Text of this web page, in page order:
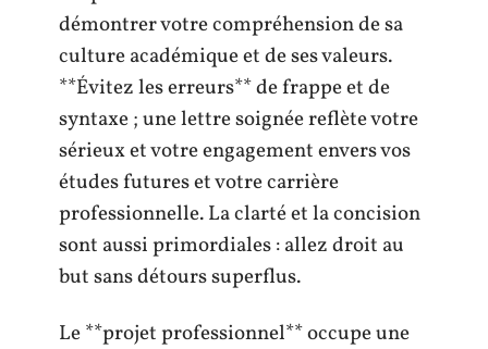
démontrer votre compréhension de sa
culture académique et de ses valeurs.
**Évitez les erreurs** de frappe et de
syntaxe ; une lettre soignée reflète votre
sérieux et votre engagement envers vos
études futures et votre carrière
professionnelle. La clarté et la concision
sont aussi primordiales : allez droit au
but sans détours superflus.
Le **projet professionnel** occupe une